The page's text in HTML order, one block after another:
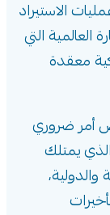
الاستيراد
العالمية التي
معقدة
أمر ضروري
يمتلك